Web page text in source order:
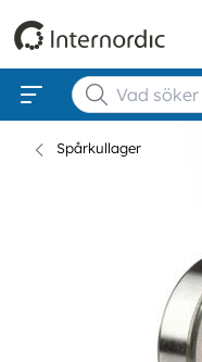
Spårkullager